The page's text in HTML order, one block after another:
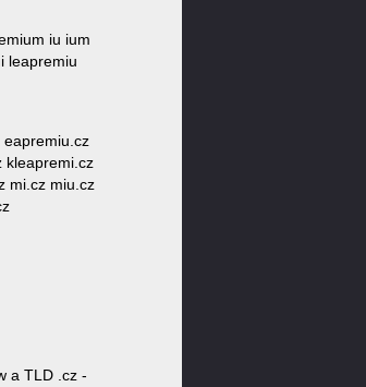
iu ium
leapremiu
eapremiu.cz
kleapremi.cz
mi.cz miu.cz
a TLD .cz -